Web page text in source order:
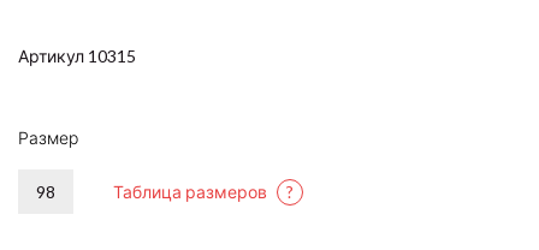
Артикул 10315
Размер
98 Таблица размеров ?